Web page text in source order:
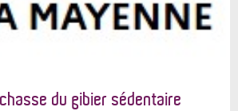
du gibier sédentaire